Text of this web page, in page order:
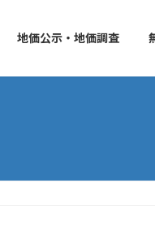
地価公示・地価調査